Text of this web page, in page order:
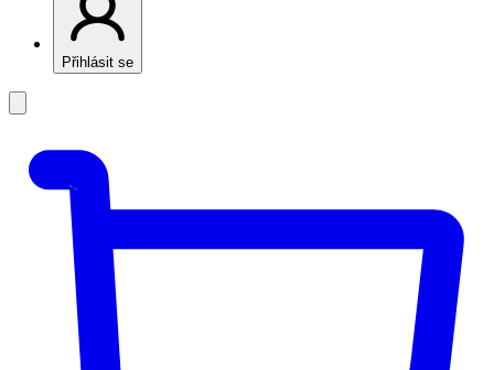
Přihlásit se